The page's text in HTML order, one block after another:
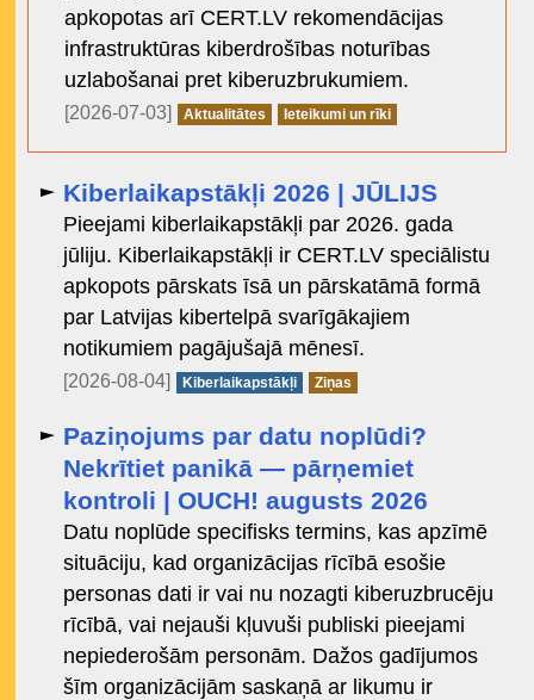
apkopotas arī CERT.LV rekomendācijas
infrastruktūras kiberdrošības noturības
uzlabošanai pret kiberuzbrukumiem.
[2026-07-03] Aktualitātes Ieteikumi un rīki
Kiberlaikapstākļi 2026 | JŪLIJS
Pieejami kiberlaikapstākļi par 2026. gada
jūliju. Kiberlaikapstākļi ir CERT.LV speciālistu
apkopots pārskats īsā un pārskatāmā formā
par Latvijas kibertelpā svarīgākajiem
notikumiem pagājušajā mēnesī.
[2026-08-04] Kiberlaikapstākļi Ziņas
Paziņojums par datu noplūdi?
Nekrītiet panikā — pārņemiet
kontroli | OUCH! augusts 2026
Datu noplūde specifisks termins, kas apzīmē
situāciju, kad organizācijas rīcībā esošie
personas dati ir vai nu nozagti kiberuzbrucēju
rīcībā, vai nejauši kļuvuši publiski pieejami
nepiederošām personām. Dažos gadījumos
šīm organizācijām saskaņā ar likumu ir